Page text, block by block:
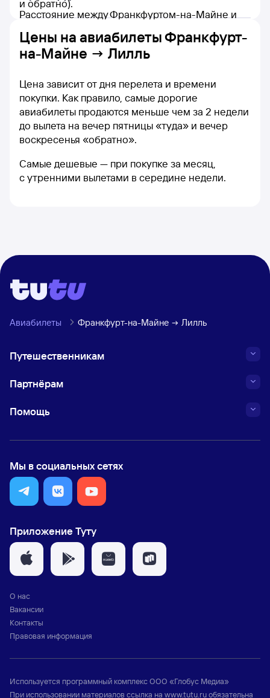
и обратно).
Расстояние между Франкфуртом-на-Майне и
Цены на авиабилеты Франкфурт-
на-Майне → Лилль
Цена зависит от дня перелета и времени
покупки. Как правило, самые дорогие
авиабилеты продаются меньше чем за 2 недели
до вылета на вечер пятницы «туда» и вечер
воскресенья «обратно».
Самые дешевые — при покупке за месяц,
с утренними вылетами в середине недели.
Авиабилеты Франкфурт-на-Майне Лилль
Путешественникам
Партнёрам
Помощь
Мы в социальных сетях
Приложение Туту
О нас
Вакансии
Контакты
Правовая информация
Используется программный комплексООО «Глобус Медиа»
При использовании материалов ссылка на www.tutu.ruобязательна